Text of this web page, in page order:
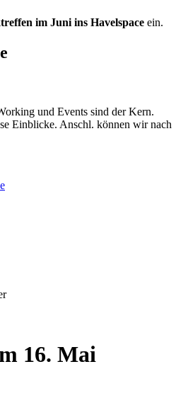
im Juni ins Havelspace ein.
und Events sind der Kern.
Einblicke. Anschl. können wir nach
16. Mai